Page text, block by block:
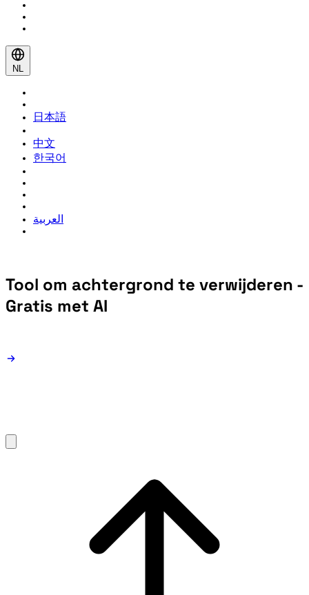
NL
日本語
中文
한국어
العربية
Tool om achtergrond te verwijderen -
Gratis met AI